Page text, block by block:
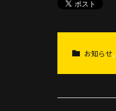
お知らせ,